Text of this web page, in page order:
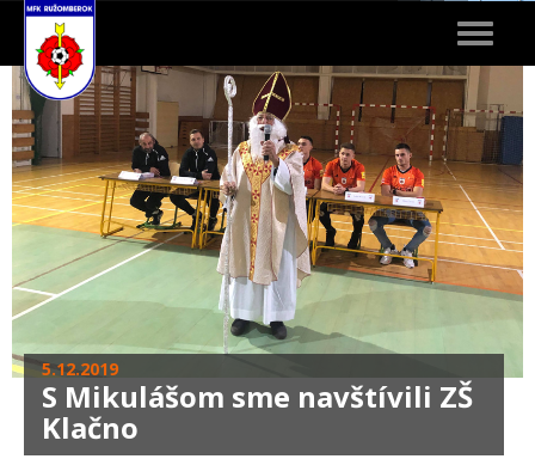
Toggle
5.12.2019
S Mikulášom sme navštívili ZŠ
Klačno